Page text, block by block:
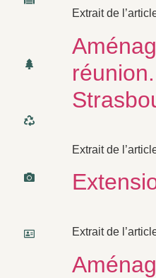
Extrait de
Extrait de
Extrait de